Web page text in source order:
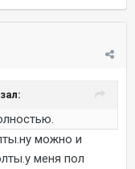
можно и
меня пол